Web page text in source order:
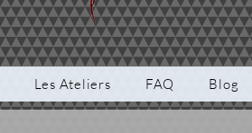
Les Ateliers FAQ Blog